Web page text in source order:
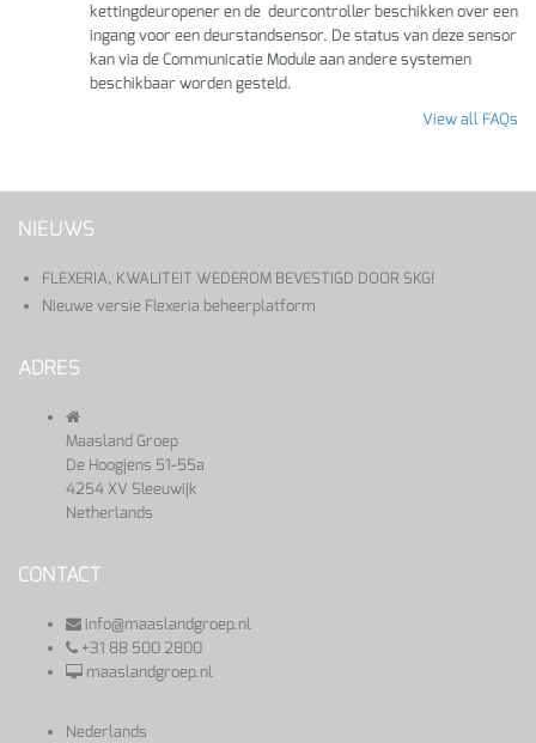
kettingdeuropener en de deurcontroller beschikken over een
ingang voor een deurstandsensor. De status van deze sensor
kan via de Communicatie Module aan andere systemen
beschikbaar worden gesteld.
View all FAQs
NIEUWS
FLEXERIA, KWALITEIT WEDEROM BEVESTIGD DOOR SKG!
Nieuwe versie Flexeria beheerplatform
ADRES
Maasland Groep
De Hoogjens 51-55a
4254 XV Sleeuwijk
Netherlands
CONTACT
info@maaslandgroep.nl
+31 88 500 2800
maaslandgroep.nl
Nederlands